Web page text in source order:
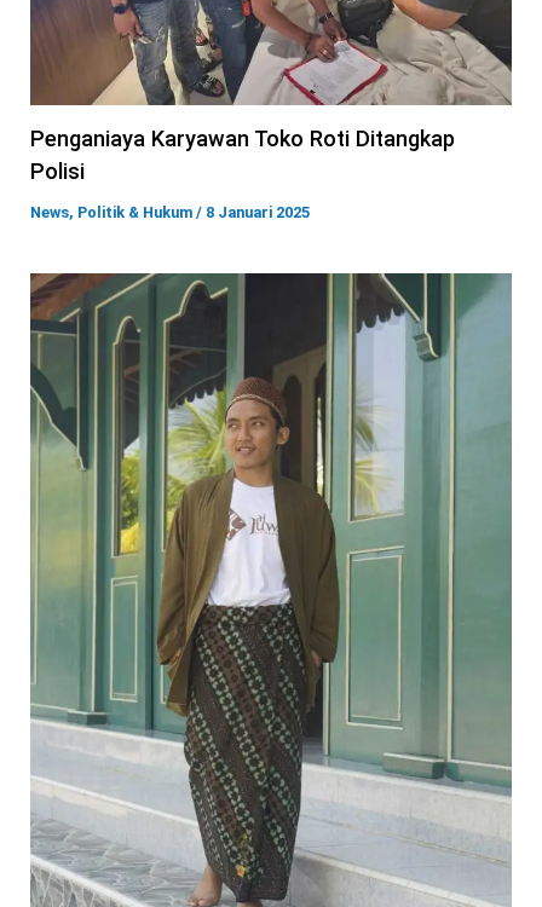
Penganiaya Karyawan Toko Roti Ditangkap
Polisi
News, Politik & Hukum / 8 Januari 2025